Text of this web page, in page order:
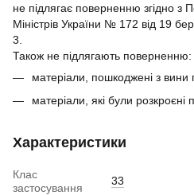
не підлягає поверненню згідно з
Міністрів України № 172 від 19
3.
Також не підлягають поверненню:
матеріали, пошкоджені з вини
матеріали, які були розкроєні
Характеристики
Клас
застосування
33